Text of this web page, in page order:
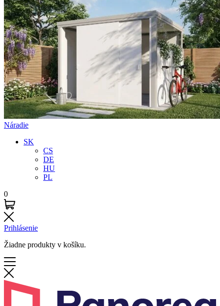
Náradie
SK
CS
DE
HU
PL
0
Prihlásenie
Žiadne produkty v košíku.